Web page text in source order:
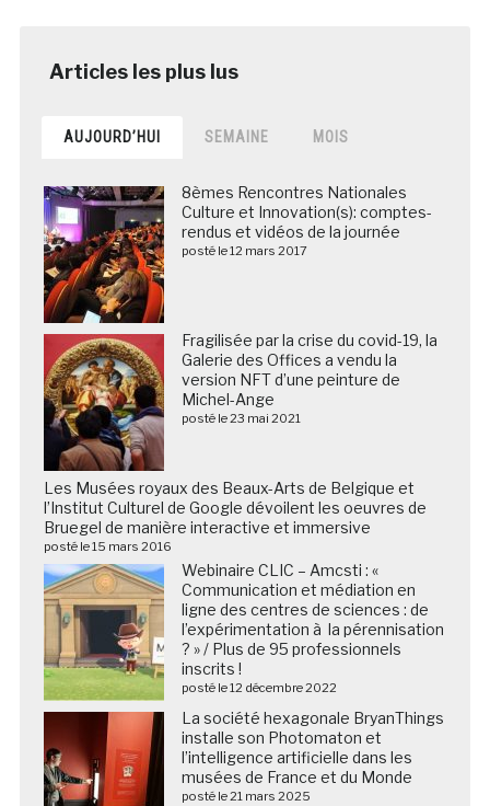
AUJOURD’HUI SEMAINE MOIS
8èmes Rencontres Nationales
Culture et Innovation(s): comptes-
rendus et vidéos de la journée
posté le 12 mars 2017
Fragilisée par la crise du covid-19, la
Galerie des Offices a vendu la
version NFT d’une peinture de
Michel-Ange
posté le 23 mai 2021
Les Musées royaux des Beaux-Arts de Belgique et
l’Institut Culturel de Google dévoilent les oeuvres de
Bruegel de manière interactive et immersive
posté le 15 mars 2016
Webinaire CLIC – Amcsti : «
Communication et médiation en
ligne des centres de sciences : de
l’expérimentation à la pérennisation
? » / Plus de 95 professionnels
inscrits !
posté le 12 décembre 2022
La société hexagonale BryanThings
installe son Photomaton et
l’intelligence artificielle dans les
musées de France et du Monde
posté le 21 mars 2025